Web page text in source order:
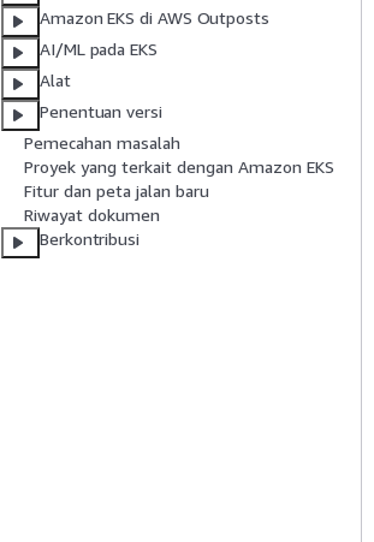
Amazon EKS di AWS Outposts
AI/ML pada EKS
Alat
Penentuan versi
Pemecahan masalah
Proyek yang terkait dengan Amazon EKS
Fitur dan peta jalan baru
Riwayat dokumen
Berkontribusi